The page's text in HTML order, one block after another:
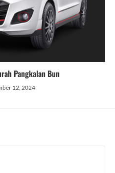
Pangkalan Bun
12, 2024